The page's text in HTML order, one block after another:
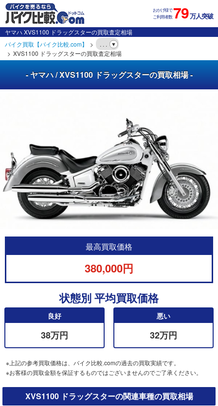
おかげ様で
ご利用者数79万人突破
ヤマハ XVS1100 ドラッグスターの買取査定相場
バイク買取【バイク比較.com】
. . .
XVS1100 ドラッグスターの買取査定相場
- ヤマハ / XVS1100 ドラッグスターの買取相場 -
最高買取価格
380,000円
状態別 平均買取価格
良好
38万円
悪い
32万円
※上記の参考買取価格は、バイク比較.comの過去の買取実績です。
※お客様の買取金額を保証するものではございませんのでご了承ください。
XVS1100 ドラッグスターの関連車種の買取相場